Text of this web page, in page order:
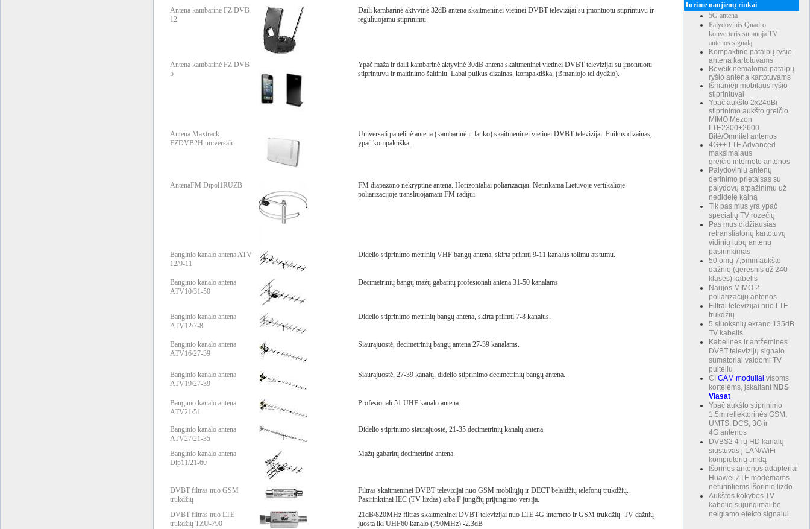
Antena kambarinė FZ DVB
12
Daili kambarinė aktyvinė 32dB antena skaitmeninei vietinei DVBT televizijai su įmontuotu stiprintuvu ir
reguliuojamu stiprinimu.
Antena kambarinė FZ DVB
5
Ypač maža ir daili kambarinė aktyvinė 30dB antena skaitmeninei vietinei DVBT televizijai su įmontuotu
stiprintuvu ir maitinimo šaltiniu. Labai puikus dizainas, kompaktiška, (išmaniojo tel.dydžio).
Antena Maxtrack
FZDVB2H universali
Universali panelinė antena (kambarinė ir lauko) skaitmeninei vietinei DVBT televizijai. Puikus dizainas,
ypač kompaktiška.
AntenaFM Dipol1RUZB
FM diapazono nekryptinė antena. Horizontaliai poliarizacijai. Netinkama Lietuvoje vertikalioje
poliarizacijoje transliuojamam FM radijui.
Banginio kanalo antena ATV
12/9-11
Didelio stiprinimo metrinių VHF bangų antena, skirta priimti 9-11 kanalus tolimu atstumu.
Banginio kanalo antena
ATV10/31-50
Decimetrinių bangų mažų gabaritų profesionali antena 31-50 kanalams
Banginio kanalo antena
ATV12/7-8
Didelio stiprinimo metrinių bangų antena, skirta priimti 7-8 kanalus.
Banginio kanalo antena
ATV16/27-39
Siaurajuostė, decimetrinių bangų antena 27-39 kanalams.
Banginio kanalo antena
ATV19/27-39
Siaurajuostė, 27-39 kanalų, didelio stiprinimo decimetrinių bangų antena.
Banginio kanalo antena
ATV21/51
Profesionali 51 UHF kanalo antena.
Banginio kanalo antena
ATV27/21-35
Didelio stiprinimo siaurajuostė, 21-35 decimetrinių kanalų antena.
Banginio kanalo antena
Dip11/21-60
Mažų gabaritų decimetrinė antena.
DVBT filtras nuo GSM
trukdžių
Filtras skaitmeninei DVBT televizijai nuo GSM mobiliųjų ir DECT belaidžių telefonų trukdžių.
Pasirinktinai IEC (TV lizdas) arba F jungčių prijungimo versija.
DVBT filtras nuo LTE
trukdžių TZU-790
21dB/820MHz filtras skaitmeninei DVBT televizijai nuo LTE 4G interneto ir GSM trukdžių. TV dažnių
juosta iki UHF60 kanalo (790MHz) -2.3dB
Turime naujienų rinkai
5G antena
Palydovinis Quadro
konverteris sumuoja TV
antenos signalą
Kompaktinė patalpų ryšio
antena kartotuvams
Beveik nematoma patalpų
ryšio antena kartotuvams
Išmanieji mobilaus ryšio
stiprintuvai
Ypač aukšto 2x24dBi
stiprinimo aukšto greičio
MIMO Mezon
LTE2300+2600
Bitė/Omnitel antenos
4G++ LTE Advanced
maksimalaus
greičio interneto antenos
Palydovinių antenų
derinimo prietaisas su
palydovų atpažinimu už
nedidelę kainą
Tik pas mus yra ypač
specialių TV rozečių
Pas mus didžiausias
retransliatorių kartotuvų
vidinių lubų antenų
pasirinkimas
50 omų 7,5mm aukšto
dažnio (geresnis už 240
klasės) kabelis
Naujos MIMO 2
poliarizacijų antenos
Filtrai televizijai nuo LTE
trukdžių
5 sluoksnių ekrano 135dB
TV kabelis
Kabelinės ir antžeminės
DVBT televizijų signalo
sumatoriai valdomi TV
pulteliu
CI CAM moduliai visoms
kortelėms, įskaitant NDS
Viasat
Ypač aukšto stiprinimo
1,5m reflektorinės GSM,
UMTS, DCS, 3G ir
4G antenos
DVBS2 4-ių HD kanalų
siųstuvas į LAN/WiFi
kompiuterių tinklą
Išorinės antenos adapteriai
Huawei ZTE modemams
neturintiems išorinio lizdo
Aukštos kokybės TV
kabelio sujungimai be
neigiamo efekto signalui